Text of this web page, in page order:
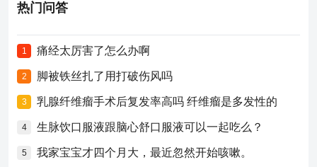
热门问答
1 痛经太厉害了怎么办啊
2 脚被铁丝扎了用打破伤风吗
3 乳腺纤维瘤手术后复发率高吗 纤维瘤是多发性的
4 生脉饮口服液跟脑心舒口服液可以一起吃么？
5 我家宝宝才四个月大，最近忽然开始咳嗽。